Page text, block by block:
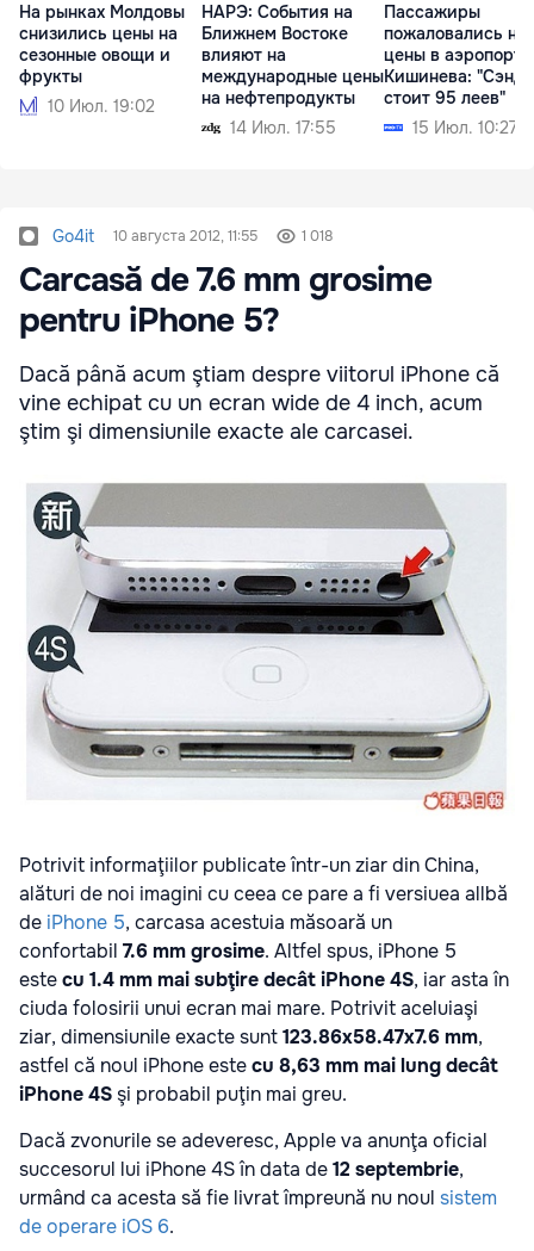
На рынках Молдовы
снизились цены на
сезонные овощи и
фрукты
10 Июл. 19:02
НАРЭ: События на
Ближнем Востоке
влияют на
международные цены
на нефтепродукты
14 Июл. 17:55
Пассажиры
пожаловались на
цены в аэропорту
Кишинева:
стоит 95 леев"
15 Июл. 10:27
Go4it 10 августа 2012, 11:55 1 018
Carcasă de 7.6 mm grosime
pentru iPhone 5?
Dacă până acum ştiam despre viitorul iPhone că
vine echipat cu un ecran wide de 4 inch, acum
ştim şi dimensiunile exacte ale carcasei.
Potrivit informaţiilor publicate într-un ziar din China,
alături de noi imagini cu ceea ce pare a fi versiuea allbă
de iPhone 5, carcasa acestuia măsoară un
confortabil 7.6 mm grosime. Altfel spus, iPhone 5
estecu 1.4 mm mai subţire decât iPhone 4S, iar asta în
ciuda folosirii unui ecran mai mare. Potrivit aceluiaşi
ziar, dimensiunile exacte sunt123.86x58.47x7.6 mm,
astfel că noul iPhone estecu 8,63 mm mai lung decât
iPhone 4S şi probabil puţin mai greu.
Dacă zvonurile se adeveresc, Apple va anunţa oficial
succesorul lui iPhone 4S în data de12 septembrie,
urmând ca acesta să fie livrat împreună nu noul sistem
de operare iOS 6.